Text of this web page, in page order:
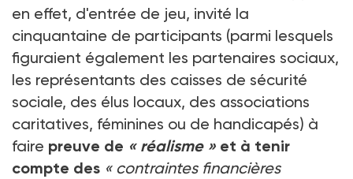
en effet, d'entrée de jeu, invité la
cinquantaine de participants (parmi lesquels
figuraient également les partenaires sociaux,
les représentants des caisses de sécurité
sociale, des élus locaux, des associations
caritatives, féminines ou de handicapés) à
faire preuve de « réalisme » et à tenir
compte des « contraintes financières